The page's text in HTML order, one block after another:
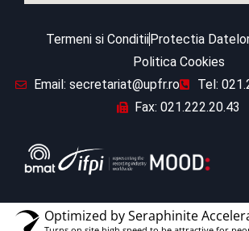
Termeni si ConditiiProtectia
Politica Cookies
Email: secretariat@upfr.ro
Tel:
Fax: 021.222.20.43
Optimized by Seraphinite